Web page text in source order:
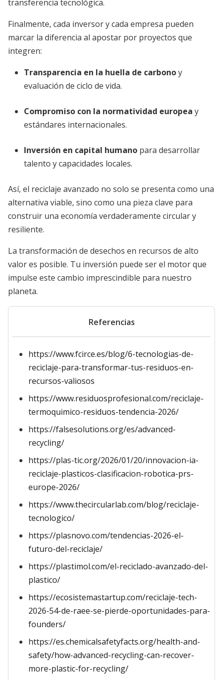
transferencia tecnológica.
Finalmente, cada inversor y cada empresa pueden
marcar la diferencia al apostar por proyectos que
integren:
Transparencia en la huella de carbonoy
evaluación de ciclo de vida.
Compromiso con la normatividad europea y
estándares internacionales.
Inversión en capital humano para desarrollar
talento y capacidades locales.
Así, el reciclaje avanzado no solo se presenta como una
alternativa viable, sino como una pieza clave para
construir una economía verdaderamente circular y
resiliente.
La transformación de desechos en recursos de alto
valor es posible. Tu inversión puede ser el motor que
impulse este cambio imprescindible para nuestro
planeta.
Referencias
https://www.fcirce.es/blog/6-tecnologias-de-
reciclaje-para-transformar-tus-residuos-en-
recursos-valiosos
https://www.residuosprofesional.com/reciclaje-
termoquimico-residuos-tendencia-2026/
https://falsesolutions.org/es/advanced-
recycling/
https://plas-tic.org/2026/01/20/innovacion-ia-
reciclaje-plasticos-clasificacion-robotica-prs-
europe-2026/
https://www.thecircularlab.com/blog/reciclaje-
tecnologico/
https://plasnovo.com/tendencias-2026-el-
futuro-del-reciclaje/
https://plastimol.com/el-reciclado-avanzado-del-
plastico/
https://ecosistemastartup.com/reciclaje-tech-
2026-54-de-raee-se-pierde-oportunidades-para-
founders/
https://es.chemicalsafetyfacts.org/health-and-
safety/how-advanced-recycling-can-recover-
more-plastic-for-recycling/